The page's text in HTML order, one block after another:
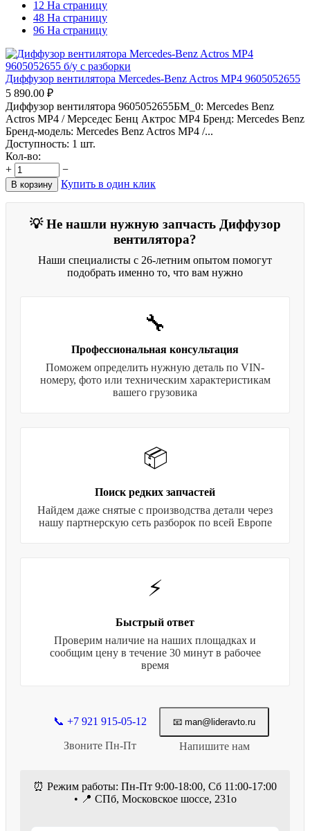
12 На страницу
48 На страницу
96 На страницу
Диффузор вентилятора Mercedes-Benz Actros MP4 9605052655
5 890.00 ₽
Диффузор вентилятора 9605052655БМ_0: Mercedes Benz
Actros MP4 / Мерседес Бенц Актрос MP4 Бренд: Mercedes Benz
Бренд-модель: Mercedes Benz Actros MP4 /...
Доступность: 1 шт.
Кол-во:
+
−
В корзину Купить в один клик
💡 Не нашли нужную запчасть Диффузор
вентилятора?
Наши специалисты с 26-летним опытом помогут
подобрать именно то, что вам нужно
🔧
Профессиональная консультация
Поможем определить нужную деталь по VIN-
номеру, фото или техническим характеристикам
вашего грузовика
📦
Поиск редких запчастей
Найдем даже снятые с производства детали через
нашу партнерскую сеть разборок по всей Европе
⚡
Быстрый ответ
Проверим наличие на наших площадках и
сообщим цену в течение 30 минут в рабочее
время
📞 +7 921 915-05-12
Звоните Пн-Пт
📧 man@lideravto.ru
Напишите нам
⏰ Режим работы: Пн-Пт 9:00-18:00, Сб 11:00-17:00
• 📍 СПб, Московское шоссе, 231о